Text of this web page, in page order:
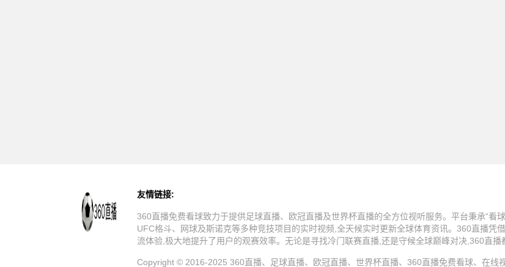
友情链接:
360直播免费看球致力于提供足球直播、欧冠直播及世界杯直播的全方位视听服务。平台秉承“看
UFC格斗、网球及斯诺克等多种竞技项目的实时视频,全天候实时更新全球体育资讯。360直播凭
流体验,极大地提升了用户的观赛效率。无论是寻找冷门联赛直播,还是守候全球巅峰对决,360直播
Copyright © 2016-2025 360直播、足球直播、欧冠直播、世界杯直播、360直播免费看球、在线